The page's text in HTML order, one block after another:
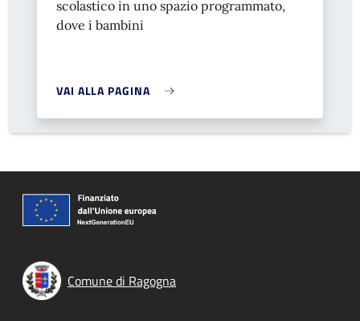
scolastico in uno spazio programmato,
dove i bambini
VAI ALLA PAGINA
Comune di Ragogna